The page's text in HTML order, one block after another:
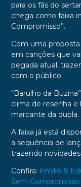
para os fãs do
chega como faixa
Compromisso”.
Com uma
em canções que
pegada atual,
com o público.
“Barulho da
clima de resenha e
marcante da dupla.
A faixa já está
a sequência de
trazendo
Confira: Emílio &
Sem Compromisso